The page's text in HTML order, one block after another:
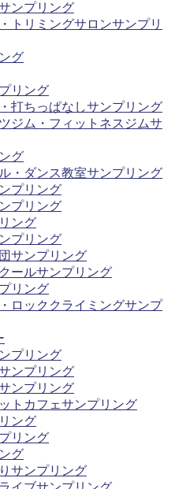
ンプリング
トリミングサロンサンプリ
グ
リング
打ちっぱなしサンプリング
ジム・フィットネスジムサ
グ
・ダンス教室サンプリング
プリング
プリング
ング
プリング
サンプリング
ールサンプリング
リング
ロッククライミングサンプ
プリング
ンプリング
ンプリング
トカフェサンプリング
ング
リング
グ
サンプリング